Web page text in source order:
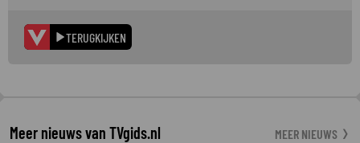
TERUGKIJKEN
Meer nieuws van TVgids.nl MEER NIEUWS